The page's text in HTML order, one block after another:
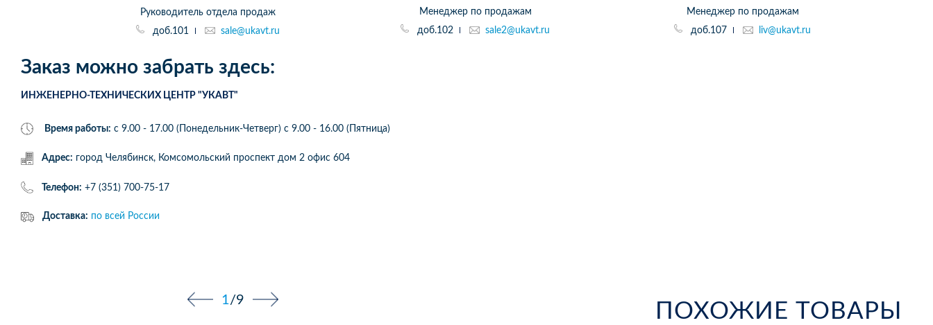
Руководитель отдела продаж
доб.101
sale@ukavt.ru
Менеджер по продажам
доб.102
sale2@ukavt.ru
Менеджер по продажам
доб.107
liv@ukavt.ru
Заказ можно забрать здесь:
ИНЖЕНЕРНО-ТЕХНИЧЕСКИХ ЦЕНТР "УКАВТ"
Время работы: с 9.00 - 17.00 (Понедельник-Четверг) c 9.00 - 16.00 (Пятница)
Адрес: город Челябинск, Комсомольский проспект дом 2 офис 604
Телефон: +7 (351) 700-75-17
Доставка: по всей России
ПОХОЖИЕ ТОВАРЫ
1/9